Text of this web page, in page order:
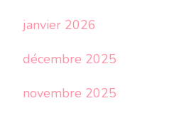
janvier 2026
décembre 2025
novembre 2025